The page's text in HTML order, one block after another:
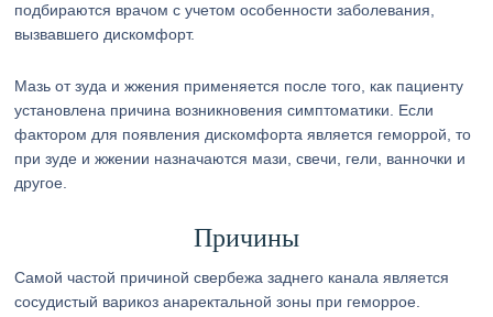
подбираются врачом с учетом особенности заболевания,
вызвавшего дискомфорт.
Мазь от зуда и жжения применяется после того, как пациенту
установлена причина возникновения симптоматики. Если
фактором для появления дискомфорта является геморрой, то
при зуде и жжении назначаются мази, свечи, гели, ванночки и
другое.
Причины
Самой частой причиной свербежа заднего канала является
сосудистый варикоз анаректальной зоны при геморрое.